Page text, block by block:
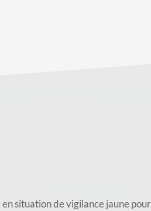
situation de vigilance jaune